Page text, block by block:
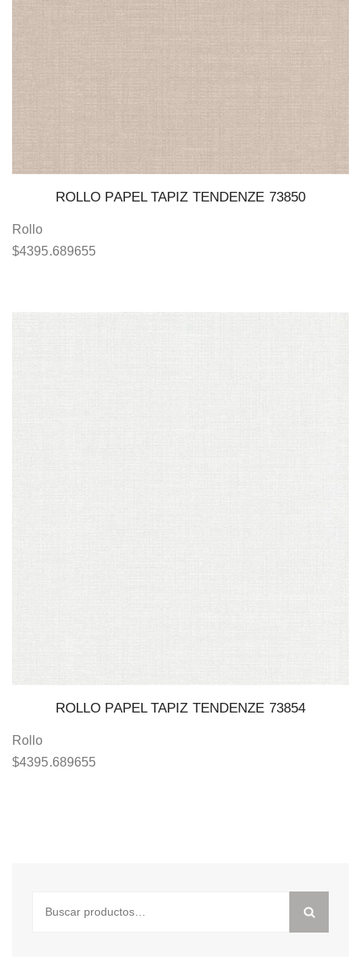
ROLLO PAPEL TAPIZ TENDENZE 73850
Rollo
$4395.689655
ROLLO PAPEL TAPIZ TENDENZE 73854
Rollo
$4395.689655